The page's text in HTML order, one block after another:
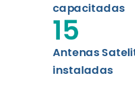
capacitadas
Antenas
instaladas
15